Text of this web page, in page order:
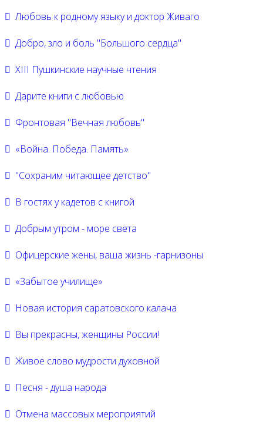
Любовь к родному языку и доктор Живаго
Добро, зло и боль "Большого сердца"
XIII Пушкинские научные чтения
Дарите книги с любовью
Фронтовая "Вечная любовь"
«Война. Победа. Память»
"Сохраним читающее детство"
В гостях у кадетов с книгой
Добрым утром - море света
Офицерские жены, ваша жизнь -гарнизоны
«Забытое училище»
Новая история саратовского калача
Вы прекрасны, женщины России!
Живое слово мудрости духовной
Песня - душа народа
Отмена массовых мероприятий